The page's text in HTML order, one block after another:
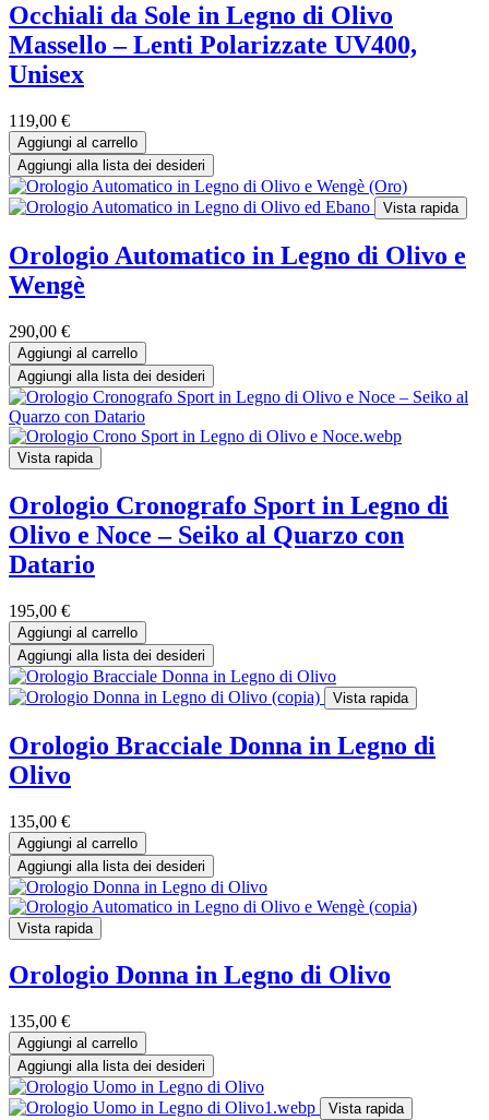
Occhiali da Sole in Legno di Olivo
Massello – Lenti Polarizzate UV400,
Unisex
119,00 €
Aggiungi al carrello
Aggiungi alla lista dei desideri
Vista rapida
Orologio Automatico in Legno di Olivo e
Wengè
290,00 €
Aggiungi al carrello
Aggiungi alla lista dei desideri
Vista rapida
Orologio Cronografo Sport in Legno di
Olivo e Noce – Seiko al Quarzo con
Datario
195,00 €
Aggiungi al carrello
Aggiungi alla lista dei desideri
Vista rapida
Orologio Bracciale Donna in Legno di
Olivo
135,00 €
Aggiungi al carrello
Aggiungi alla lista dei desideri
Vista rapida
Orologio Donna in Legno di Olivo
135,00 €
Aggiungi al carrello
Aggiungi alla lista dei desideri
Vista rapida